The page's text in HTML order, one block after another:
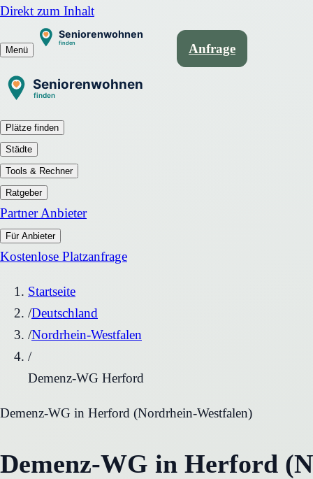
Direkt zum Inhalt
Menü Anfrage
Plätze finden
Städte
Tools & Rechner
Ratgeber
Partner Anbieter
Für Anbieter
Kostenlose Platzanfrage
Startseite
/Deutschland
/Nordrhein-Westfalen
/
Demenz-WG Herford
Demenz-WG in Herford (Nordrhein-Westfalen)
Demenz-WG in Herford